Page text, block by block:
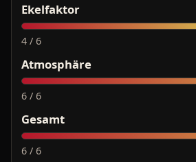
Ekelfaktor
4 / 6
Atmosphäre
6 / 6
Gesamt
6 / 6